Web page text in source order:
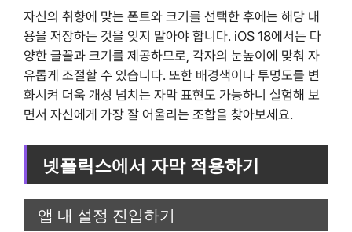
자신의 취향에 맞는 폰트와 크기를 선택한 후에는 해당 내
용을 저장하는 것을 잊지 말아야 합니다. iOS 18에서는 다
양한 글꼴과 크기를 제공하므로, 각자의 눈높이에 맞춰 자
유롭게 조절할 수 있습니다. 또한 배경색이나 투명도를 변
화시켜 더욱 개성 넘치는 자막 표현도 가능하니 실험해 보
면서 자신에게 가장 잘 어울리는 조합을 찾아보세요.
넷플릭스에서 자막 적용하기
앱 내 설정 진입하기